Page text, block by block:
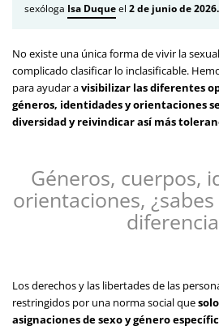
sexóloga Isa Duqueel 2 de junio de 2026.
No existe una única forma de vivir la
complicado clasificar lo inclasificable.
para ayudar avisibilizar las diferentes
géneros, identidades y orientaciones
diversidad y reivindicar así más
Géneros, cuerpos,
orientaciones,
Los derechos y las libertades de las
restringidos por una norma social que
asignaciones de sexo y género